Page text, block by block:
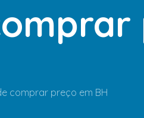
comprar preço em BH